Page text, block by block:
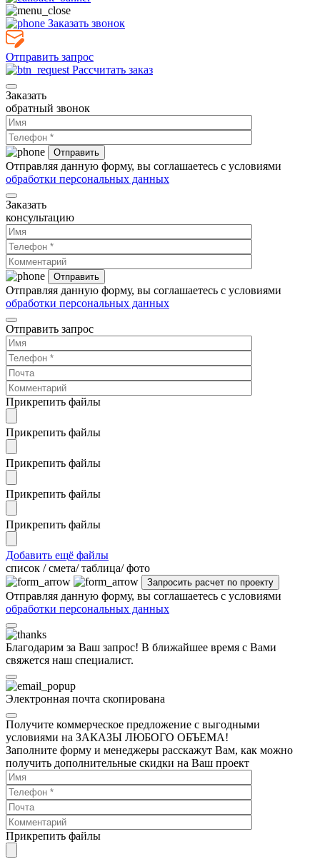
Заказать звонок
Отправить запрос
Рассчитать заказ
Заказать
обратный звонок
Отправляя данную форму, вы соглашаетесь с условиями
обработки персональных данных
Заказать
консультацию
Отправляя данную форму, вы соглашаетесь с условиями
обработки персональных данных
Отправить запрос
Прикрепить файлы
Прикрепить файлы
Прикрепить файлы
Прикрепить файлы
Прикрепить файлы
Добавить ещё файлы
cписок / смета/ таблица/ фото
Отправляя данную форму, вы соглашаетесь с условиями
обработки персональных данных
Благодарим за Ваш запрос! В ближайшее время с Вами
свяжется наш специалист.
Электронная почта скопирована
Получите коммерческое предложение с выгодными
условиями на ЗАКАЗЫ ЛЮБОГО ОБЪЕМА!
Заполните форму и менеджеры расскажут Вам, как можно
получить дополнительные скидки на Ваш проект
Прикрепить файлы